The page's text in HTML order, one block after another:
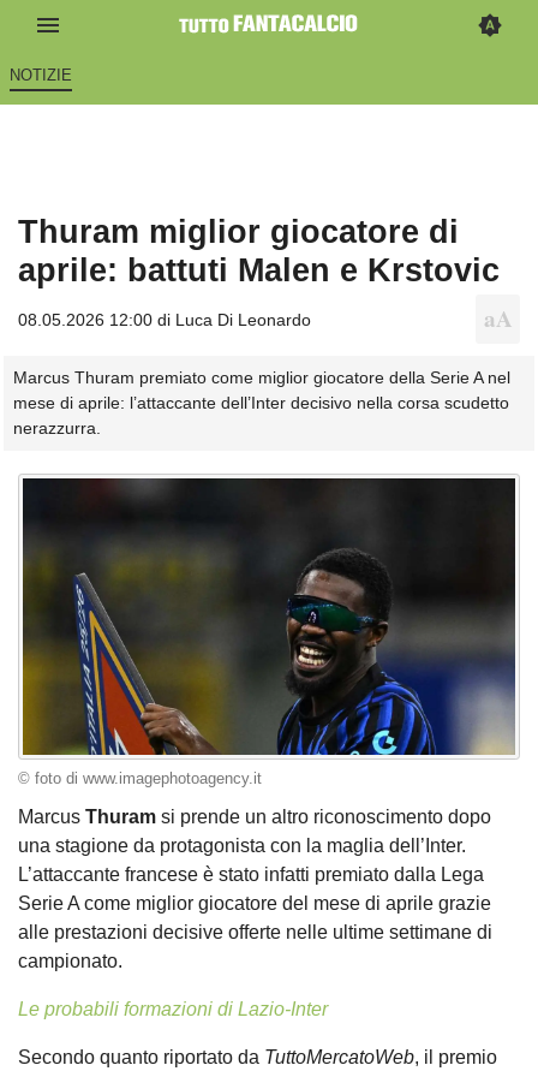
NOTIZIE
Thuram miglior giocatore di
aprile: battuti Malen e Krstovic
08.05.2026 12:00 di Luca Di Leonardo
Marcus Thuram premiato come miglior giocatore della Serie A nel
mese di aprile: l’attaccante dell’Inter decisivo nella corsa scudetto
nerazzurra.
© foto di www.imagephotoagency.it
Marcus Thuram si prende un altro riconoscimento dopo
una stagione da protagonista con la maglia dell’Inter.
L’attaccante francese è stato infatti premiato dalla Lega
Serie A come miglior giocatore del mese di aprile grazie
alle prestazioni decisive offerte nelle ultime settimane di
campionato.
Le probabili formazioni di Lazio-Inter
Secondo quanto riportato da TuttoMercatoWeb, il premio